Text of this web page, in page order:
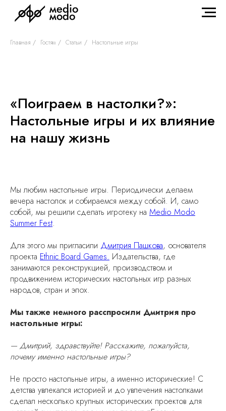
Главная / Гостям / Статьи / Настольные игры
«Поиграем в настолки?»:
Настольные игры и их влияние
на нашу жизнь
Мы любим настольные игры. Периодически делаем
вечера настолок и собираемся между собой. И, само
собой, мы решили сделать игротеку на Medio Modo
Summer Fest.
Для этого мы пригласили Дмитрия Пашкова, основателя
проекта Ethnic Board Games. Издательства, где
занимаются реконструкцией, производством и
продвижением исторических настольных игр разных
народов, стран и эпох.
Мы также немного расспросили Дмитрия про
настольные игры:
— Дмитрий, здравствуйте! Расскажите, пожалуйста,
почему именно настольные игры?
Не просто настольные игры, а именно исторические! С
детства увлекался историей и до увлечения настолками
сделал несколько крупных исторических проектов для